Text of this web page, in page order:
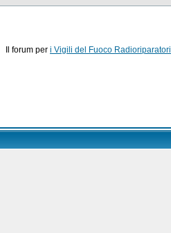
Il forum per i Vigili del Fuoco Radioriparatori